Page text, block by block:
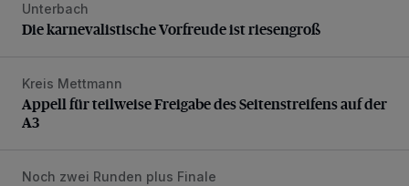
Die karnevalistische Vorfreude ist riesengroß
Unterbach
Die karnevalistische Vorfreude ist riesengroß
Appell für teilweise Freigabe des Seitenstreifens auf der A3
Kreis Mettmann
Appell für teilweise Freigabe des Seitenstreifens auf der
A3
Bolzplatz-Tour: Viele Tore am Kalkumer Feld
Noch zwei Runden plus Finale